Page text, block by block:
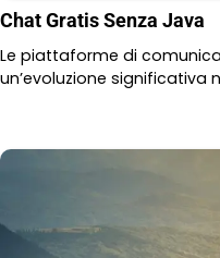
Chat Gratis Senza Java
Le piattaforme di
un’evoluzione significativa